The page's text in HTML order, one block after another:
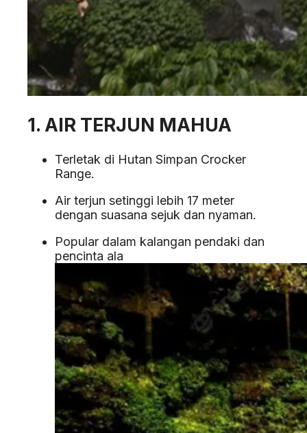
1. AIR TERJUN MAHUA
Terletak di Hutan Simpan Crocker
Range.
Air terjun setinggi lebih 17 meter
dengan suasana sejuk dan nyaman.
Popular dalam kalangan pendaki dan
pencinta ala